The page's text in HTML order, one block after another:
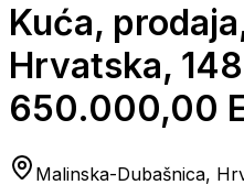
Kuća,
Hrvatska,
650.000,00
Malinska-Dubašnica,